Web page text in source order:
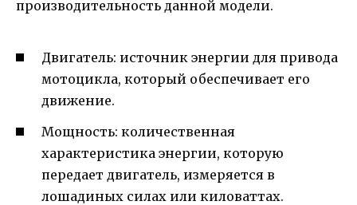
производительность данной модели.
Двигатель: источник энергии для привода
мотоцикла, который обеспечивает его
движение.
Мощность: количественная
характеристика энергии, которую
передает двигатель, измеряется в
лошадиных силах или киловаттах.